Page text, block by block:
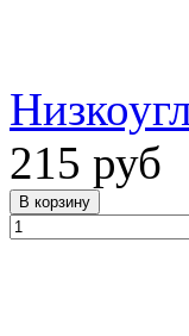
215 руб